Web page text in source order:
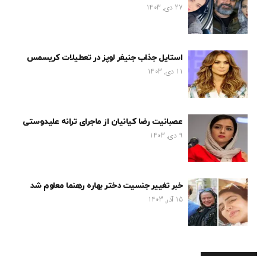
27 دی, 1403
استایل جذاب جنیفر لوپز در تعطیلات کریسمس
11 دی, 1403
عصبانیت رضا کیانیان از ماجرای ترانه علیدوستی
9 دی, 1403
خبر تغییر جنسیت دختر بهاره رهنما معلوم شد
15 آذر, 1403